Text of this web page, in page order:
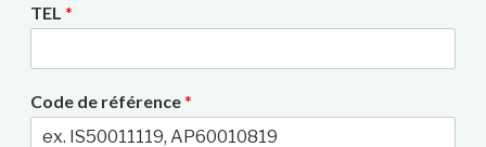
TEL *
Code de référence*